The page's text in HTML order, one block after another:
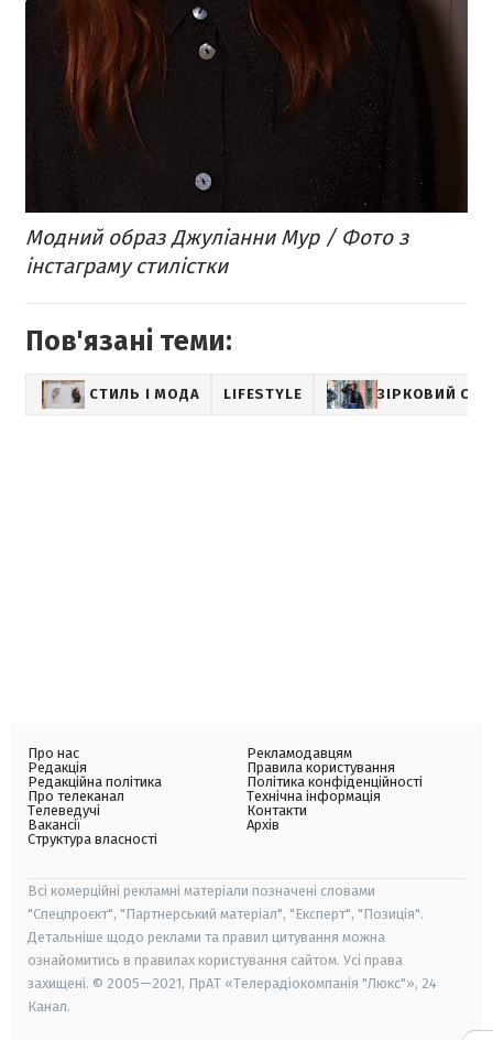
Модний образ Джуліанни Мур / Фото з
інстаграму стилістки
Пов'язані теми:
СТИЛЬ І МОДА LIFESTYLE ЗІРКОВИЙ
Про нас
Редакція
Редакційна політика
Про телеканал
Телеведучі
Вакансії
Структура власності
Рекламодавцям
Правила користування
Політика конфіденційності
Технічна інформація
Контакти
Архів
Всі комерційні рекламні матеріали позначені словами
"Спецпроєкт", "Партнерський матеріал", "Експерт", "Позиція".
Детальніше щодо реклами та правил цитування можна
ознайомитись в правилах користування сайтом. Усі права
захищені. © 2005—2021, ПрАТ «Телерадіокомпанія "Люкс"», 24
Канал.